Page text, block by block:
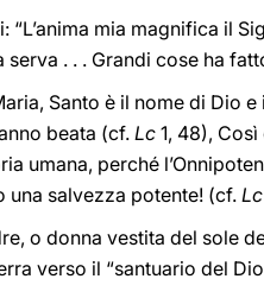
“L’anima mia magnifica il
serva . . . Grandi cose ha
Santo è il nome di Dio
beata (cf. Lc 1, 48),
umana, perché
una salvezza potente! (cf. Lc
o donna vestita del sole
verso il “santuario del